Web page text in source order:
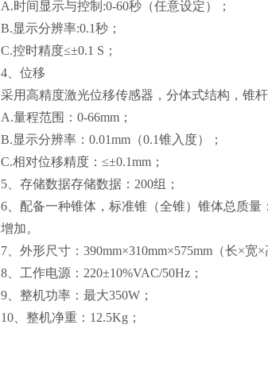
A.时间显示与控制:0-60秒（任意设定）；
B.显示分辨率:0.1秒；
C.控时精度≤±0.1 S；
4、位移
采用高精度激光位移传感器，分体式结构，锥
A.量程范围：0-66mm；
B.显示分辨率：0.01mm（0.1锥入度）；
C.相对位移精度：≤±0.1mm；
5、存储数据存储数据：200组；
6、配备一种锥体，标准锥（全锥）锥体总质量
增加。
7、外形尺寸：390mm×310mm×575mm（长×宽×
8、工作电源：220±10%VAC/50Hz；
9、整机功率：最大350W；
10、整机净重：12.5Kg；